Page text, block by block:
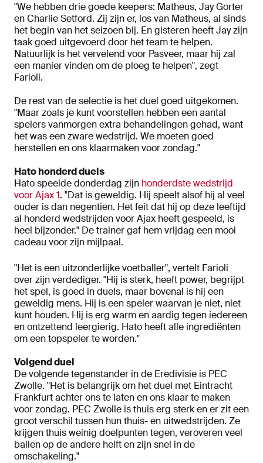
"We hebben drie goede keepers: Matheus, Jay Gorter
en Charlie Setford. Zij zijn er, los van Matheus, al sinds
het begin van het seizoen bij. En gisteren heeft Jay zijn
taak goed uitgevoerd door het team te helpen.
Natuurlijk is het vervelend voor Pasveer, maar hij zal
een manier vinden om de ploeg te helpen", zegt
Farioli.
De rest van de selectie is het duel goed uitgekomen.
"Maar zoals je kunt voorstellen hebben een aantal
spelers vanmorgen extra behandelingen gehad, want
het was een zware wedstrijd. We moeten goed
herstellen en ons klaarmaken voor zondag."
Hato honderd duels
Hato speelde donderdag zijn honderdste wedstrijd
voor Ajax 1. "Dat is geweldig. Hij speelt alsof hij al veel
ouder is dan negentien. Het feit dat hij op deze leeftijd
al honderd wedstrijden voor Ajax heeft gespeeld, is
heel bijzonder." De trainer gaf hem vrijdag een mooi
cadeau voor zijn mijlpaal.
"Het is een uitzonderlijke voetballer", vertelt Farioli
over zijn verdediger. "Hij is sterk, heeft power, begrijpt
het spel, is goed in duels, maar bovenal is hij een
geweldig mens. Hij is een speler waarvan je niet, niet
kunt houden. Hij is erg warm en aardig tegen iedereen
en ontzettend leergierig. Hato heeft alle ingrediënten
om een topspeler te worden."
Volgend duel
De volgende tegenstander in de Eredivisie is PEC
Zwolle. "Het is belangrijk om het duel met Eintracht
Frankfurt achter ons te laten en ons klaar te maken
voor zondag. PEC Zwolle is thuis erg sterk en er zit een
groot verschil tussen hun thuis- en uitwedstrijden. Ze
krijgen thuis weinig doelpunten tegen, veroveren veel
ballen op de andere helft en zijn snel in de
omschakeling."